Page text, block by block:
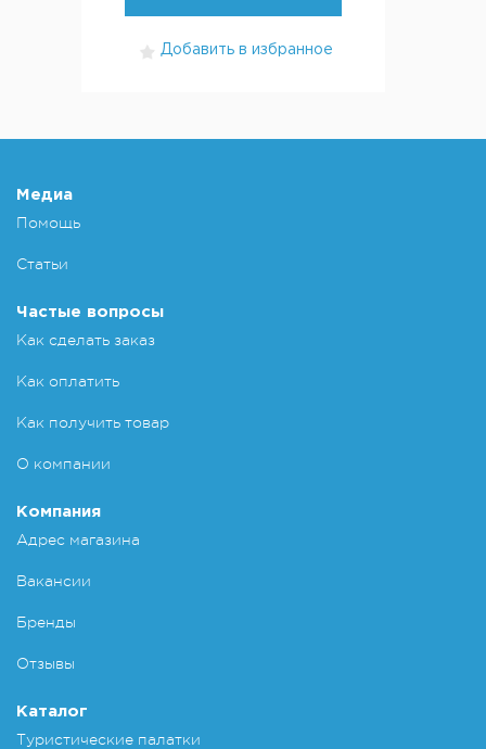
Добавить в избранное
Медиа
Помощь
Статьи
Частые вопросы
Как сделать заказ
Как оплатить
Как получить товар
О компании
Компания
Адрес магазина
Вакансии
Бренды
Отзывы
Каталог
Туристические палатки